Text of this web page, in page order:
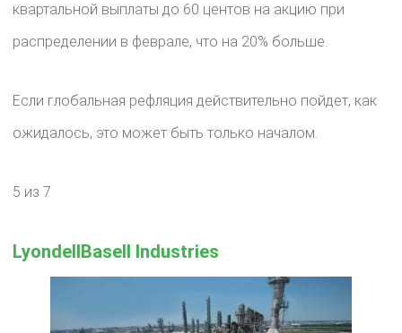
квартальной выплаты до 60 центов на акцию при
распределении в феврале, что на 20% больше.
Если глобальная рефляция действительно пойдет, как
ожидалось, это может быть только началом.
5 из 7
LyondellBasell Industries